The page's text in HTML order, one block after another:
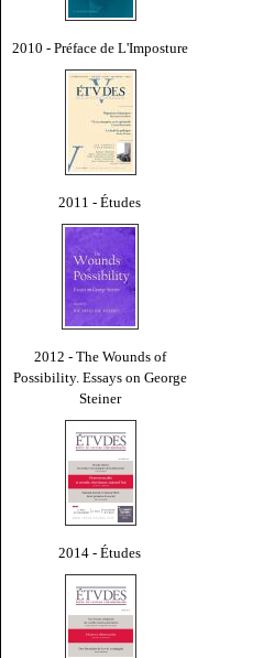
2010 - Préface de L'Imposture
2011 - Études
2012 - The Wounds of
Possibility. Essays on George
Steiner
2014 - Études